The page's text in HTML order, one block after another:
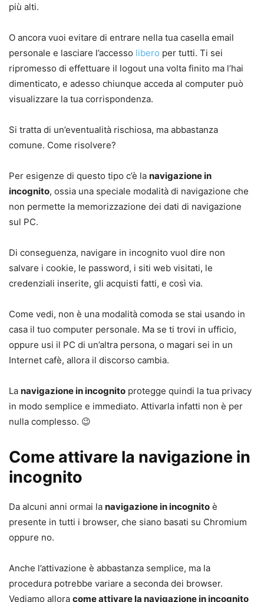
più alti.
O ancora vuoi evitare di entrare nella tua casella email
personale e lasciare l’accesso libero per tutti. Ti sei
ripromesso di effettuare il logout una volta finito ma l’hai
dimenticato, e adesso chiunque acceda al computer può
visualizzare la tua corrispondenza.
Si tratta di un’eventualità rischiosa, ma abbastanza
comune. Come risolvere?
Per esigenze di questo tipo c’è la navigazione in
incognito, ossia una speciale modalità di navigazione che
non permette la memorizzazione dei dati di navigazione
sul PC.
Di conseguenza, navigare in incognito vuol dire non
salvare i cookie, le password, i siti web visitati, le
credenziali inserite, gli acquisti fatti, e così via.
Come vedi, non è una modalità comoda se stai usando in
casa il tuo computer personale. Ma se ti trovi in ufficio,
oppure usi il PC di un’altra persona, o magari sei in un
Internet cafè, allora il discorso cambia.
La navigazione in incognito protegge quindi la tua privacy
in modo semplice e immediato. Attivarla infatti non è per
nulla complesso. 😉
Come attivare la navigazione in
incognito
Da alcuni anni ormai la navigazione in incognito è
presente in tutti i browser, che siano basati su Chromium
oppure no.
Anche l’attivazione è abbastanza semplice, ma la
procedura potrebbe variare a seconda dei browser.
Vediamo allora come attivare la navigazione in incognito